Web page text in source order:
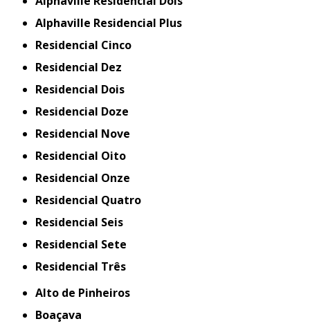
Alphaville Residencial Plus
Residencial Cinco
Residencial Dez
Residencial Dois
Residencial Doze
Residencial Nove
Residencial Oito
Residencial Onze
Residencial Quatro
Residencial Seis
Residencial Sete
Residencial Três
Alto de Pinheiros
Boaçava